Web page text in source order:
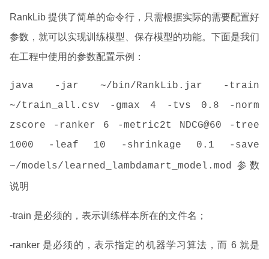
RankLib 提供了简单的命令行，只需根据实际的需要配置好
参数，就可以实现训练模型、保存模型的功能。下面是我们
在工程中使用的参数配置示例：
java -jar ~/bin/RankLib.jar -train
~/train_all.csv -gmax 4 -tvs 0.8 -norm
zscore -ranker 6 -metric2t NDCG@60 -tree
1000 -leaf 10 -shrinkage 0.1 -save
~/models/learned_lambdamart_model.mod 参数
说明
-train 是必须的，表示训练样本所在的文件名；
-ranker 是必须的，表示指定的机器学习算法，而 6 就是